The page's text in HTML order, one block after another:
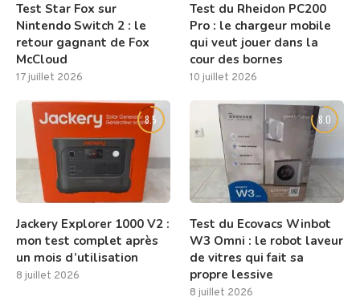
Test Star Fox sur
Nintendo Switch 2 : le
retour gagnant de Fox
McCloud
17 juillet 2026
Test du Rheidon PC200
Pro : le chargeur mobile
qui veut jouer dans la
cour des bornes
10 juillet 2026
8.5
Jackery Explorer 1000 V2 :
mon test complet après
un mois d’utilisation
8 juillet 2026
8.0
Test du Ecovacs Winbot
W3 Omni : le robot laveur
de vitres qui fait sa
propre lessive
8 juillet 2026